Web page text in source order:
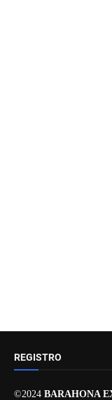
REGISTRO
©2024 BARAHONA